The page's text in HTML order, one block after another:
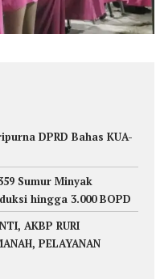
DPRD Bahas KUA-
Sumur Minyak
hingga 3.000 BOPD
AKBP RURI
PELAYANAN